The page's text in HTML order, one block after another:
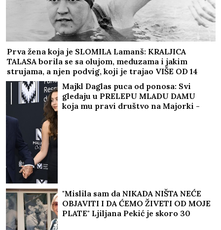
Prva žena koja je SLOMILA Lamanš: KRALJICA
TALASA borila se sa olujom, meduzama i jakim
strujama, a njen podvig, koji je trajao VIŠE OD 14
SATI, ušao je u istorijuMajkl Daglas puca od ponosa: Svi
gledaju u PRELEPU MLADU DAMU
koja mu pravi društvo na Majorki -
"Mislila sam da NIKADA NIŠTA NEĆE
OBJAVITI I DA ĆEMO ŽIVETI OD MOJE
PLATE" Ljiljana Pekić je skoro 30